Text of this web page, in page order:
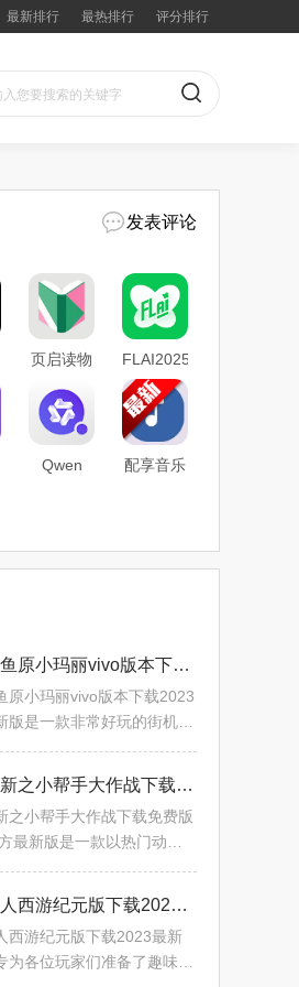
最新排行 最热排行 评分排行
发表评论
页启读物
正式版下
载
FLAI2025
最新版官
方下载
Qwen
配享音乐
梦幻捕鱼原小玛丽vivo版本下载2023官方最新版v5.11.6最新版
原小玛丽vivo版本下载2023
版是一款非常好玩的街机风
，玩家在玩耍的过程中可以
种不同的鱼类，
蜡笔小新之小帮手大作战下载免费版2023官方最新版v2.18.4最新版
之小帮手大作战下载免费版
最新版是一款以热门动画
家将要扮演小新亲身体验他
活，游戏中会有着
捕鱼达人西游纪元版下载2023最新免费版v2.8安卓版
西游纪元版下载2023最新
为各位玩家们准备了趣味的